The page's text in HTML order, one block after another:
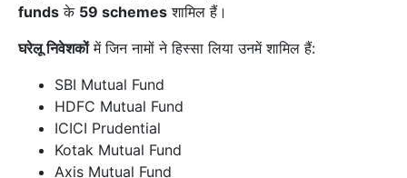
funds के 59 schemes शामिल हैं।
घरेलू निवेशकोंमें जिन नामों ने हिस्सा लिया उनमें शामिल हैं:
SBI Mutual Fund
HDFC Mutual Fund
ICICI Prudential
Kotak Mutual Fund
Axis Mutual Fund